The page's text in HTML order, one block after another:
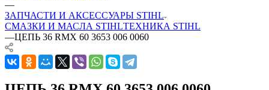
—
ЗАПЧАСТИ И АКСЕССУАРЫ STIHL
СМАЗКИ И МАСЛА STIHLТЕХНИКА STIHL
—ЦЕПЬ 36 RMX 60 3653 006 0060